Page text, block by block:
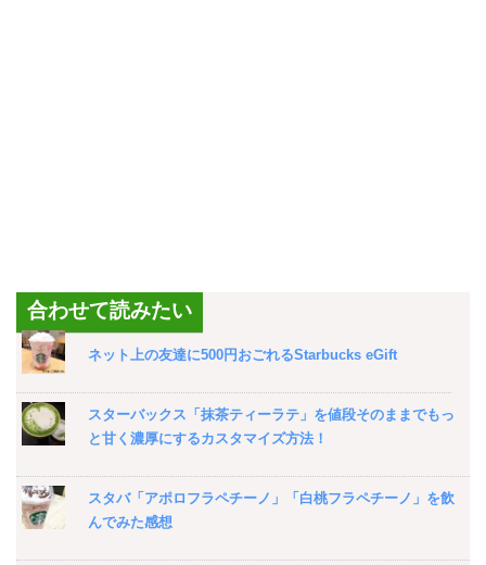
合わせて読みたい
ネット上の友達に500円おごれるStarbucks eGift
スターバックス「抹茶ティーラテ」を値段そのままでもっ
と甘く濃厚にするカスタマイズ方法！
スタバ「アポロフラペチーノ」「白桃フラペチーノ」を飲
んでみた感想